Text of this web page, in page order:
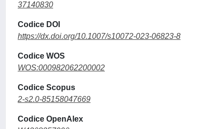
37140830
Codice DOI
https://dx.doi.org/10.1007/s10072-023-06823-8
Codice WOS
WOS:000982062200002
Codice Scopus
2-s2.0-85158047669
Codice OpenAlex